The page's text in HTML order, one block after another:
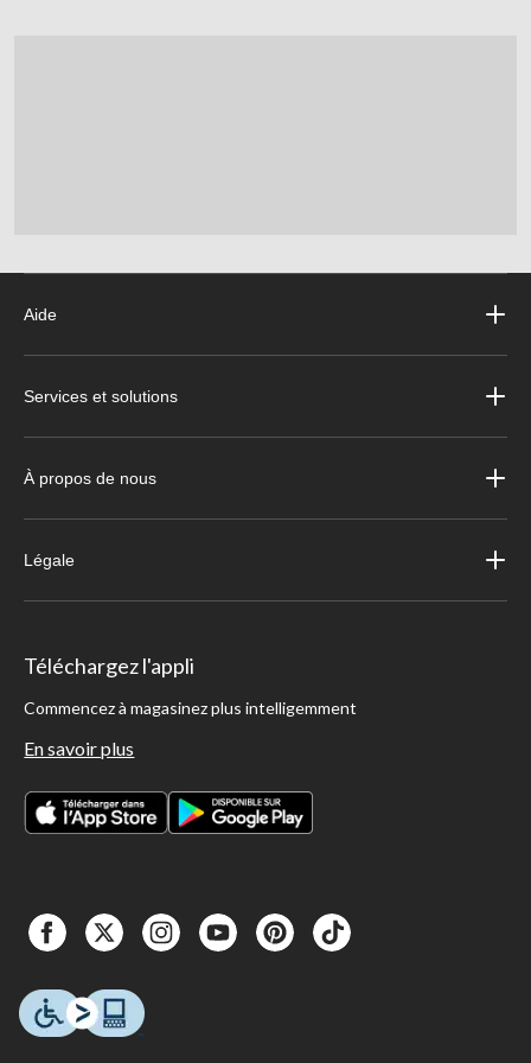
Aide
Services et solutions
À propos de nous
Légale
Téléchargez l'appli
Commencez à magasinez plus intelligemment
En savoir plus